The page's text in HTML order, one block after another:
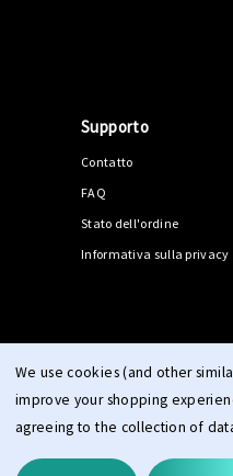
Supporto
Contatto
FAQ
Stato dell'ordine
Informativa sulla privacy
Termini e
We use cookies (and other
improve your shopping
agreeing to the collection of